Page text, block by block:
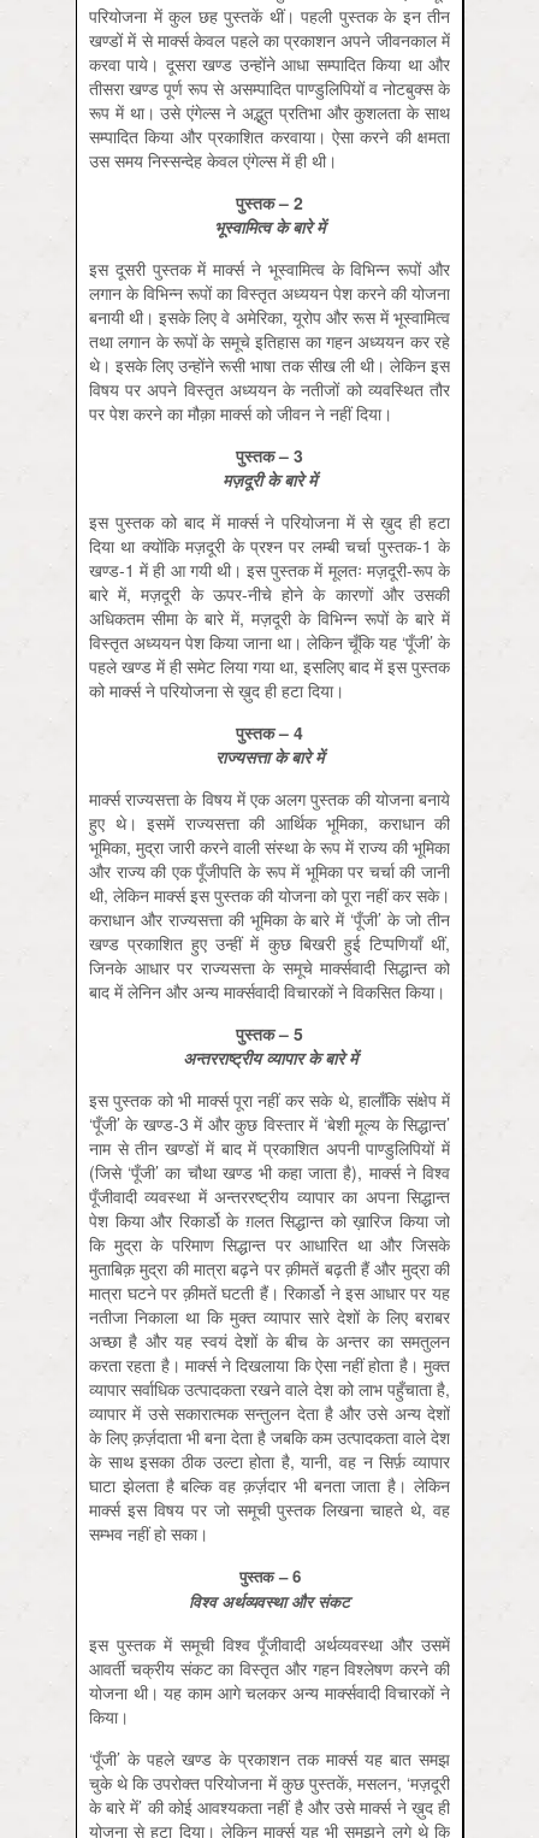
परियोजना में कुल छह पुस्तकें थीं। पहली पुस्तक के इन तीन
खण्डों में से मार्क्स केवल पहले का प्रकाशन अपने जीवनकाल में
करवा पाये। दूसरा खण्ड उन्होंने आधा सम्पादित किया था और
तीसरा खण्ड पूर्ण रूप से असम्पादित पाण्डुलिपियों व नोटबुक्स के
रूप में था। उसे एंगेल्स ने अद्भुत प्रतिभा और कुशलता के साथ
सम्पादित किया और प्रकाशित करवाया। ऐसा करने की क्षमता
उस समय निस्सन्देह केवल एंगेल्स में ही थी।
पुस्तक– 2
भूस्वामित्व के बारे में
इस दूसरी पुस्तक में मार्क्स ने भूस्वामित्व के विभिन्न रूपों और
लगान के विभिन्न रूपों का विस्तृत अध्ययन पेश करने की योजना
बनायी थी। इसके लिए वे अमेरिका, यूरोप और रूस में भूस्वामित्व
तथा लगान के रूपों के समूचे इतिहास का गहन अध्ययन कर रहे
थे। इसके लिए उन्होंने रूसी भाषा तक सीख ली थी। लेकिन इस
विषय पर अपने विस्तृत अध्ययन के नतीजों को व्यवस्थित तौर
पर पेश करने का मौक़ा मार्क्स को जीवन ने नहीं दिया।
पुस्तक– 3
मज़दूरी के बारे में
इस पुस्तक को बाद में मार्क्स ने परियोजना में से ख़ुद ही हटा
दिया था क्योंकि मज़दूरी के प्रश्न पर लम्बी चर्चा पुस्तक-1 के
खण्ड-1 में ही आ गयी थी। इस पुस्तक में मूलतः मज़दूरी-रूप के
बारे में, मज़दूरी के ऊपर-नीचे होने के कारणों और उसकी
अधिकतम सीमा के बारे में, मज़दूरी के विभिन्न रूपों के बारे में
विस्तृत अध्ययन पेश किया जाना था। लेकिन चूँकि यह ‘पूँजी’ के
पहले खण्ड में ही समेट लिया गया था, इसलिए बाद में इस पुस्तक
को मार्क्स ने परियोजना से ख़ुद ही हटा दिया।
पुस्तक– 4
राज्यसत्ता के बारे में
मार्क्स राज्यसत्ता के विषय में एक अलग पुस्तक की योजना बनाये
हुए थे। इसमें राज्यसत्ता की आर्थिक भूमिका, कराधान की
भूमिका, मुद्रा जारी करने वाली संस्था के रूप में राज्य की भूमिका
और राज्य की एक पूँजीपति के रूप में भूमिका पर चर्चा की जानी
थी, लेकिन मार्क्स इस पुस्तक की योजना को पूरा नहीं कर सके।
कराधान और राज्यसत्ता की भूमिका के बारे में ‘पूँजी’ के जो तीन
खण्ड प्रकाशित हुए उन्हीं में कुछ बिखरी हुई टिप्पणियाँ थीं,
जिनके आधार पर राज्यसत्ता के समूचे मार्क्सवादी सिद्धान्त को
बाद में लेनिन और अन्य मार्क्सवादी विचारकों ने विकसित किया।
पुस्तक– 5
अन्तरराष्ट्रीय व्यापार के बारे में
इस पुस्तक को भी मार्क्स पूरा नहीं कर सके थे, हालाँकि संक्षेप में
‘पूँजी’ के खण्ड-3 में और कुछ विस्तार में ‘बेशी मूल्य के सिद्धान्त’
नाम से तीन खण्डों में बाद में प्रकाशित अपनी पाण्डुलिपियों में
(जिसे ‘पूँजी’ का चौथा खण्ड भी कहा जाता है), मार्क्स ने विश्व
पूँजीवादी व्यवस्था में अन्तररष्ट्रीय व्यापार का अपना सिद्धान्त
पेश किया और रिकार्डो के ग़लत सिद्धान्त को ख़ारिज किया जो
कि मुद्रा के परिमाण सिद्धान्त पर आधारित था और जिसके
मुताबिक़ मुद्रा की मात्रा बढ़ने पर क़ीमतें बढ़ती हैं और मुद्रा की
मात्रा घटने पर क़ीमतें घटती हैं। रिकार्डो ने इस आधार पर यह
नतीजा निकाला था कि मुक्त व्यापार सारे देशों के लिए बराबर
अच्छा है और यह स्वयं देशों के बीच के अन्तर का समतुलन
करता रहता है। मार्क्स ने दिखलाया कि ऐसा नहीं होता है। मुक्त
व्यापार सर्वाधिक उत्पादकता रखने वाले देश को लाभ पहुँचाता है,
व्यापार में उसे सकारात्मक सन्तुलन देता है और उसे अन्य देशों
के लिए क़र्ज़दाता भी बना देता है जबकि कम उत्पादकता वाले देश
के साथ इसका ठीक उल्टा होता है, यानी, वह न सिर्फ़ व्यापार
घाटा झेलता है बल्कि वह क़र्ज़दार भी बनता जाता है। लेकिन
मार्क्स इस विषय पर जो समूची पुस्तक लिखना चाहते थे, वह
सम्भव नहीं हो सका।
पुस्तक– 6
विश्व अर्थव्यवस्था और संकट
इस पुस्तक में समूची विश्व पूँजीवादी अर्थव्यवस्था और उसमें
आवर्ती चक्रीय संकट का विस्तृत और गहन विश्लेषण करने की
योजना थी। यह काम आगे चलकर अन्य मार्क्सवादी विचारकों ने
किया।
‘पूँजी’ के पहले खण्ड के प्रकाशन तक मार्क्स यह बात समझ
चुके थे कि उपरोक्त परियोजना में कुछ पुस्तकें, मसलन, ‘मज़दूरी
के बारे में’ की कोई आवश्यकता नहीं है और उसे मार्क्स ने ख़ुद ही
योजना से हटा दिया। लेकिन मार्क्स यह भी समझने लगे थे कि